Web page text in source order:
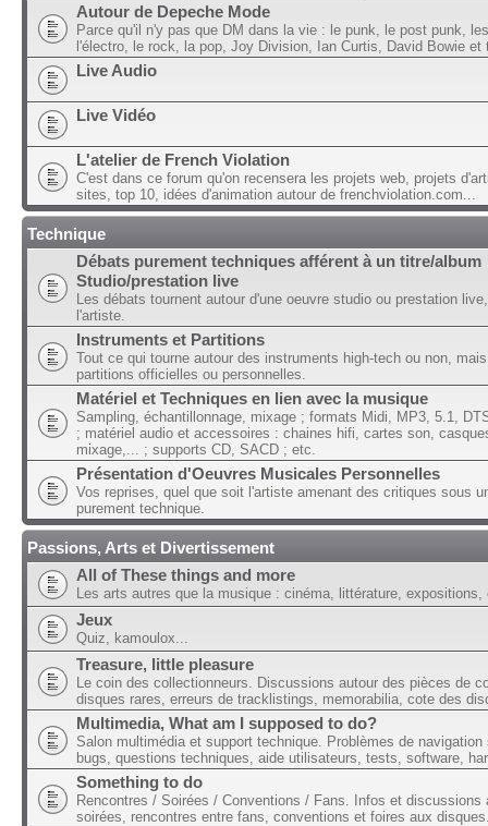
Autour de Depeche Mode
Parce qu'il n'y pas que DM dans la vie : le punk, le post punk,
l'électro, le rock, la pop, Joy Division, Ian Curtis, David Bowie et
Live Audio
Live Vidéo
L'atelier de French Violation
C'est dans ce forum qu'on recensera les projets web, projets
sites, top 10, idées d'animation autour de frenchviolation.com...
Technique
Débats purement techniques afférent à un titre/album
Studio/prestation live
Les débats tournent autour d'une oeuvre studio ou prestation
l'artiste.
Instruments et Partitions
Tout ce qui tourne autour des instruments high-tech ou non,
partitions officielles ou personnelles.
Matériel et Techniques en lien avec la musique
Sampling, échantillonnage, mixage ; formats Midi, MP3, 5.1,
; matériel audio et accessoires : chaines hifi, cartes son,
mixage,... ; supports CD, SACD ; etc.
Présentation d'Oeuvres Musicales Personnelles
Vos reprises, quel que soit l'artiste amenant des critiques sous
purement technique.
Passions, Arts et Divertissement
All of These things and more
Les arts autres que la musique : cinéma, littérature, expositions,
Jeux
Quiz, kamoulox...
Treasure, little pleasure
Le coin des collectionneurs. Discussions autour des pièces de
disques rares, erreurs de tracklistings, memorabilia, cote des
Multimedia, What am I supposed to do?
Salon multimédia et support technique. Problèmes de navigation
bugs, questions techniques, aide utilisateurs, tests, software,
Something to do
Rencontres / Soirées / Conventions / Fans. Infos et discussions
soirées, rencontres entre fans, conventions et foires aux